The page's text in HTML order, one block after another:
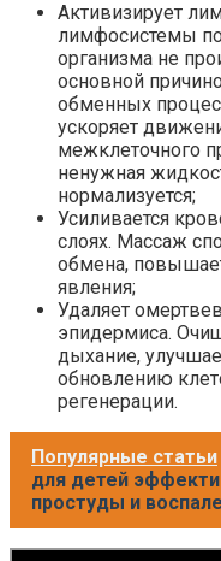
Активизирует
лимфосистемы
организма не
основной
обменных
ускоряет
межклеточного
ненужная
нормализуется;
Усиливается
слоях. Массаж
обмена,
явления;
Удаляет
эпидермиса.
дыхание,
обновлению
регенерации.
Популярные статьи
для детей
простуды и